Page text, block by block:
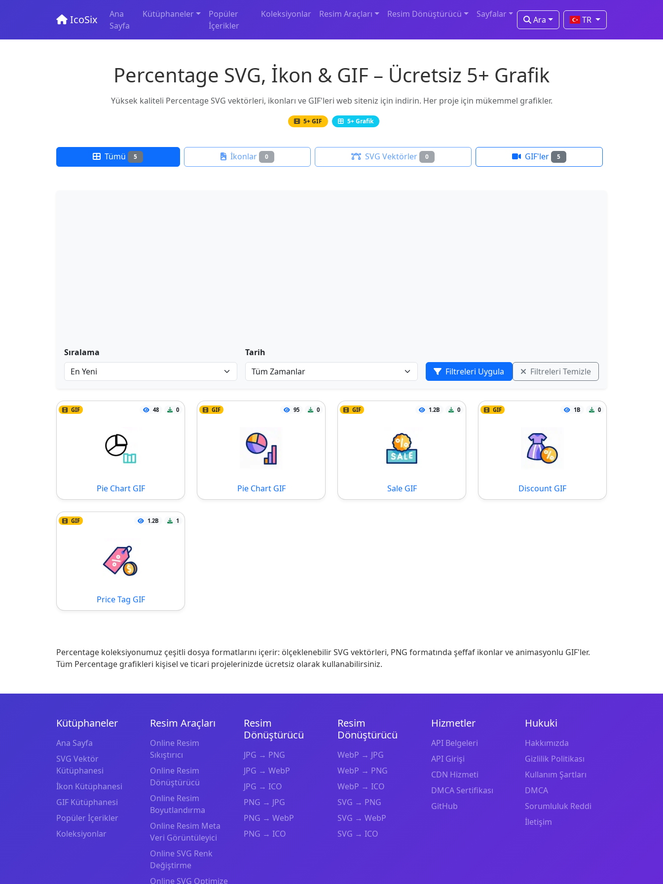
IcoSix
Ana
Sayfa
Kütüphaneler
Popüler
İçerikler
Koleksiyonlar Resim Araçları Resim Dönüştürücü Sayfalar
Ara TR
Percentage SVG, İkon & GIF – Ücretsiz 5+ Grafik
Yüksek kaliteli Percentage SVG vektörleri, ikonları ve GIF'leri web siteniz için indirin. Her proje için mükemmel grafikler.
5+ GIF 5+ Grafik
Tümü 5 İkonlar 0 SVG Vektörler 0 GIF'ler 5
Sıralama
Tarih
Filtreleri Uygula
Filtreleri Temizle
GIF 48 0
Pie Chart GIF
GIF 95 0
Pie Chart GIF
GIF 1.2B 0
Sale GIF
GIF 1B 0
Discount GIF
GIF 1.2B 1
Price Tag GIF
Percentage koleksiyonumuz çeşitli dosya formatlarını içerir: ölçeklenebilir SVG vektörleri, PNG formatında şeffaf ikonlar ve animasyonlu GIF'ler.
Tüm Percentage grafikleri kişisel ve ticari projelerinizde ücretsiz olarak kullanabilirsiniz.
Kütüphaneler
Ana Sayfa
SVG Vektör
Kütüphanesi
İkon Kütüphanesi
GIF Kütüphanesi
Popüler İçerikler
Koleksiyonlar
Resim Araçları
Online Resim
Sıkıştırıcı
Online Resim
Dönüştürücü
Online Resim
Boyutlandırma
Online Resim Meta
Veri Görüntüleyici
Online SVG Renk
Değiştirme
Online SVG Optimize
Resim
Dönüştürücü
JPG → PNG
JPG → WebP
JPG → ICO
PNG → JPG
PNG → WebP
PNG → ICO
Resim
Dönüştürücü
WebP → JPG
WebP → PNG
WebP → ICO
SVG → PNG
SVG → WebP
SVG → ICO
Hizmetler
API Belgeleri
API Girişi
CDN Hizmeti
DMCA Sertifikası
GitHub
Hukuki
Hakkımızda
Gizlilik Politikası
Kullanım Şartları
DMCA
Sorumluluk Reddi
İletişim